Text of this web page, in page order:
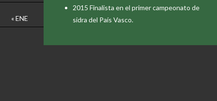
2015 Finalista en el primer campeonato de
sidra del País Vasco.
« ENE